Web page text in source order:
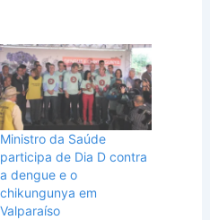
Ministro da Saúde
participa de Dia D contra
a dengue e o
chikungunya em
Valparaíso